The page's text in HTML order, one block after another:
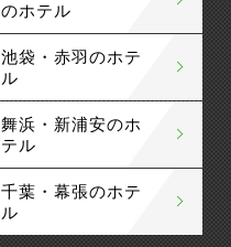
のホテル
池袋・赤羽のホテ
ル
舞浜・新浦安のホ
テル
千葉・幕張のホテ
ル